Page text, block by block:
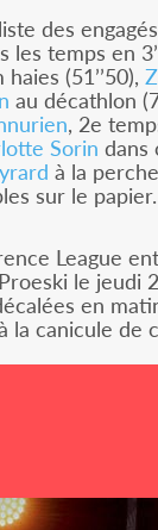
des
temps en
(51’’50),
au décathlon
, 2e
Sorin dans
à la
sur le papier.
League
le jeudi
en
canicule de